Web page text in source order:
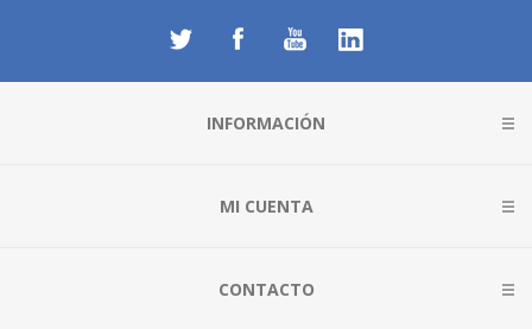
INFORMACIÓN
MI CUENTA
CONTACTO